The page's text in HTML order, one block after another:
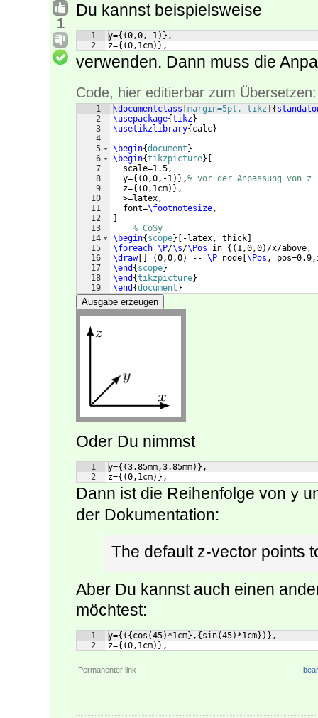
1
Du kannst beispielsweise
1
2
y={(0,0,-1)},
z={(0,1cm)},
verwenden. Dann muss die
Code, hier editierbar zum Übersetzen:
1
2
3
4
5
6
7
8
9
10
11
12
13
14
15
16
17
18
19
\documentclass margin=5pt, tikz {
\usepackage{tikz}
\usetikzlibrary{ calc}
\begin{document }
\begin{tikzpicture}
  scale=1.5,
  y=
{(0,0,-1)} ,% vor der Anpassung von z
  z=
{(0,1cm)} ,
  >=latex,
  font=
\footnotesize,
% CoSy
\begin{ scope} -latex, thick
\foreach \P/\s/\Pos in {( 1,0,0) /x/above,
\draw[ (0,0,0) -- \P node \Pos ,
\end { scope}
\end {tikzpicture}
\end {document }
Ausgabe erzeugen
Oder Du nimmst
1
2
y={(3.85mm,3.85mm)},
z={(0,1cm)},
Dann ist die Reihenfolge von y
der Dokumentation:
The default z-vector points
Aber Du kannst auch einen
möchtest:
1
2
y={({cos(45)*1cm},{sin(45)*1cm})},
z={(0,1cm)},
Permanenter link